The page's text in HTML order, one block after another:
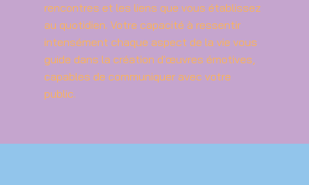
rencontres et les liens que vous établissez
au quotidien. Votre capacité à ressentir
intensément chaque aspect de la vie vous
guide dans la création d'œuvres émotives,
capables de communiquer avec votre
public.